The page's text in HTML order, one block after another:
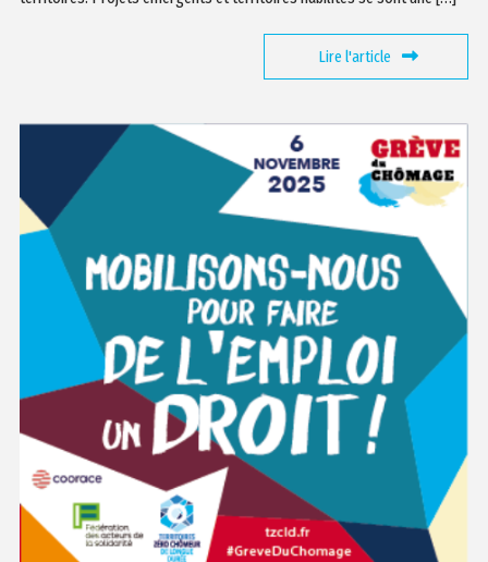
Lire l'article